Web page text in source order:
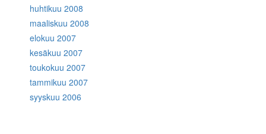
huhtikuu 2008
maaliskuu 2008
elokuu 2007
kesäkuu 2007
toukokuu 2007
tammikuu 2007
syyskuu 2006